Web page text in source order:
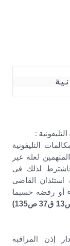
:
التليفونية
لعلة غير
لذلك فى
استئذان القاضى
أو رفضه حسبما
(نقض 12/2/1962 – احكام النقض – س13 ق37 ص135)
إذن المراقبة